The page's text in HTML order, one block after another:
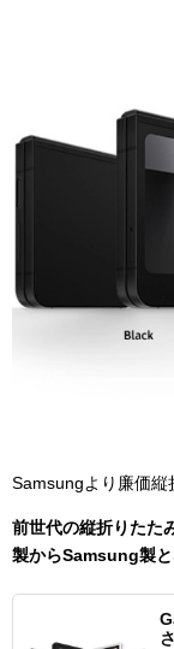
Samsungより廉価縦
前世代の縦折りた
製からSamsung製